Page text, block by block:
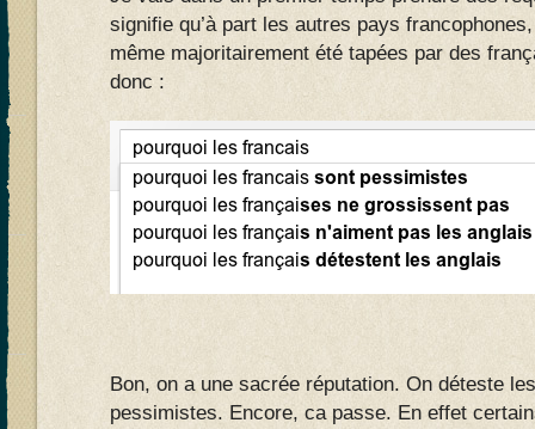
signifie qu’à part les autres pays
même majoritairement été tapées par des
donc :
Bon, on a une sacrée réputation. On déteste
pessimistes. Encore, ca passe. En effet